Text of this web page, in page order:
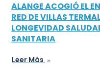
ALANGE ACOGIÓ EL
RED DE VILLAS
LONGEVIDAD
SANITARIA
Leer Más